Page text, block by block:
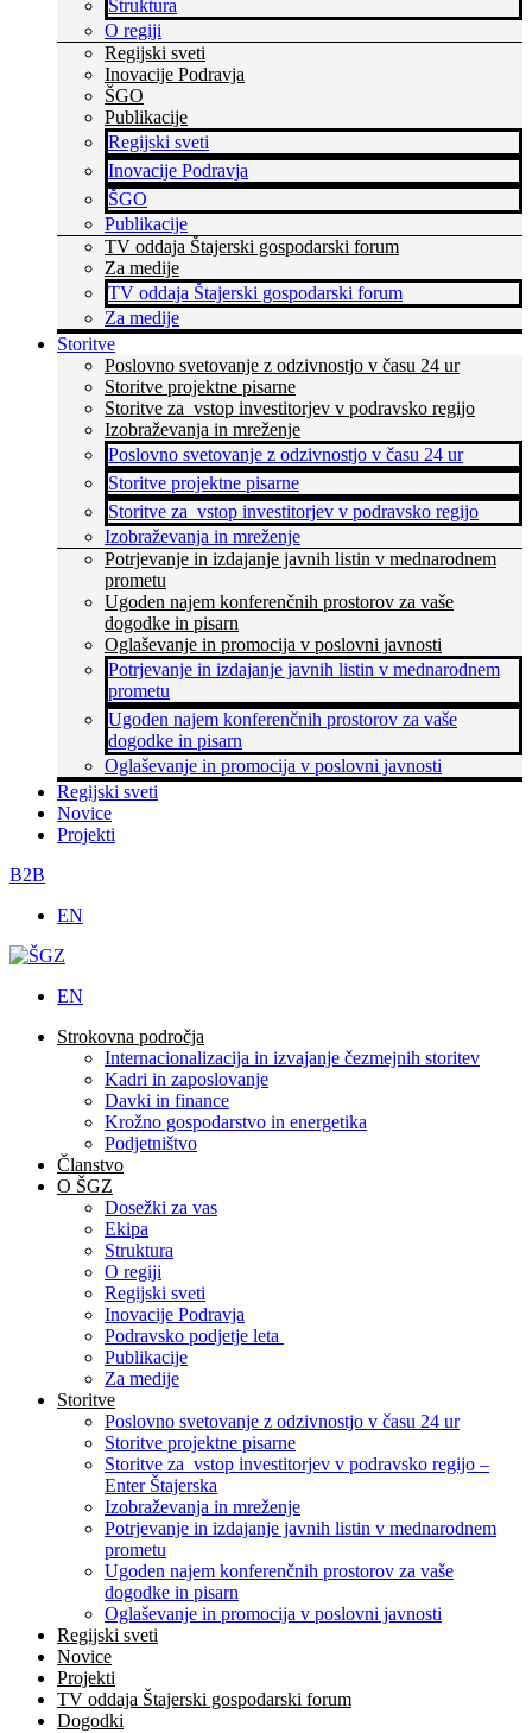
Struktura
O regiji
Regijski sveti
Inovacije Podravja
ŠGO
Publikacije
Regijski sveti
Inovacije Podravja
ŠGO
Publikacije
TV oddaja Štajerski gospodarski forum
Za medije
TV oddaja Štajerski gospodarski forum
Za medije
Storitve
Poslovno svetovanje z odzivnostjo v času 24 ur
Storitve projektne pisarne
Storitve za vstop investitorjev v podravsko regijo
Izobraževanja in mreženje
Poslovno svetovanje z odzivnostjo v času 24 ur
Storitve projektne pisarne
Storitve za vstop investitorjev v podravsko regijo
Izobraževanja in mreženje
Potrjevanje in izdajanje javnih listin v mednarodnem
prometu
Ugoden najem konferenčnih prostorov za vaše
dogodke in pisarn
Oglaševanje in promocija v poslovni javnosti
Potrjevanje in izdajanje javnih listin v mednarodnem
prometu
Ugoden najem konferenčnih prostorov za vaše
dogodke in pisarn
Oglaševanje in promocija v poslovni javnosti
Regijski sveti
Novice
Projekti
B2B
EN
EN
Strokovna področja
Internacionalizacija in izvajanje čezmejnih storitev
Kadri in zaposlovanje
Davki in finance
Krožno gospodarstvo in energetika
Podjetništvo
Članstvo
O ŠGZ
Dosežki za vas
Ekipa
Struktura
O regiji
Regijski sveti
Inovacije Podravja
Podravsko podjetje leta
Publikacije
Za medije
Storitve
Poslovno svetovanje z odzivnostjo v času 24 ur
Storitve projektne pisarne
Storitve za vstop investitorjev v podravsko regijo –
Enter Štajerska
Izobraževanja in mreženje
Potrjevanje in izdajanje javnih listin v mednarodnem
prometu
Ugoden najem konferenčnih prostorov za vaše
dogodke in pisarn
Oglaševanje in promocija v poslovni javnosti
Regijski sveti
Novice
Projekti
TV oddaja Štajerski gospodarski forum
Dogodki